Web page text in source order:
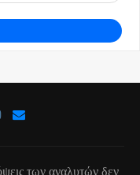
των αναλυτών δεν